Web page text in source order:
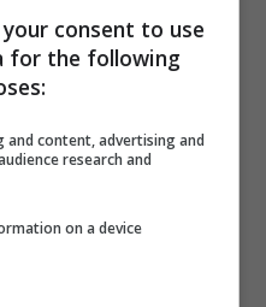
iSight con
da 1.5 micron e
da f/2.2, autofocus
digitale delle
HD a 30 o 60fps e
consent to use
for the following
and content, advertising and
research and
on a device